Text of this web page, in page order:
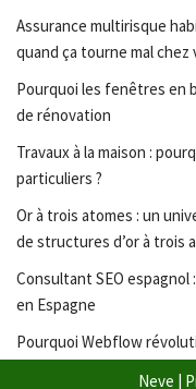
Assurance multirisque
quand ça tourne mal chez
Pourquoi les fenêtres en
de rénovation
Travaux à la maison :
particuliers ?
Or à trois atomes : un
de structures d’or à trois
Consultant SEO
en Espagne
Pourquoi Webflow
Neve |